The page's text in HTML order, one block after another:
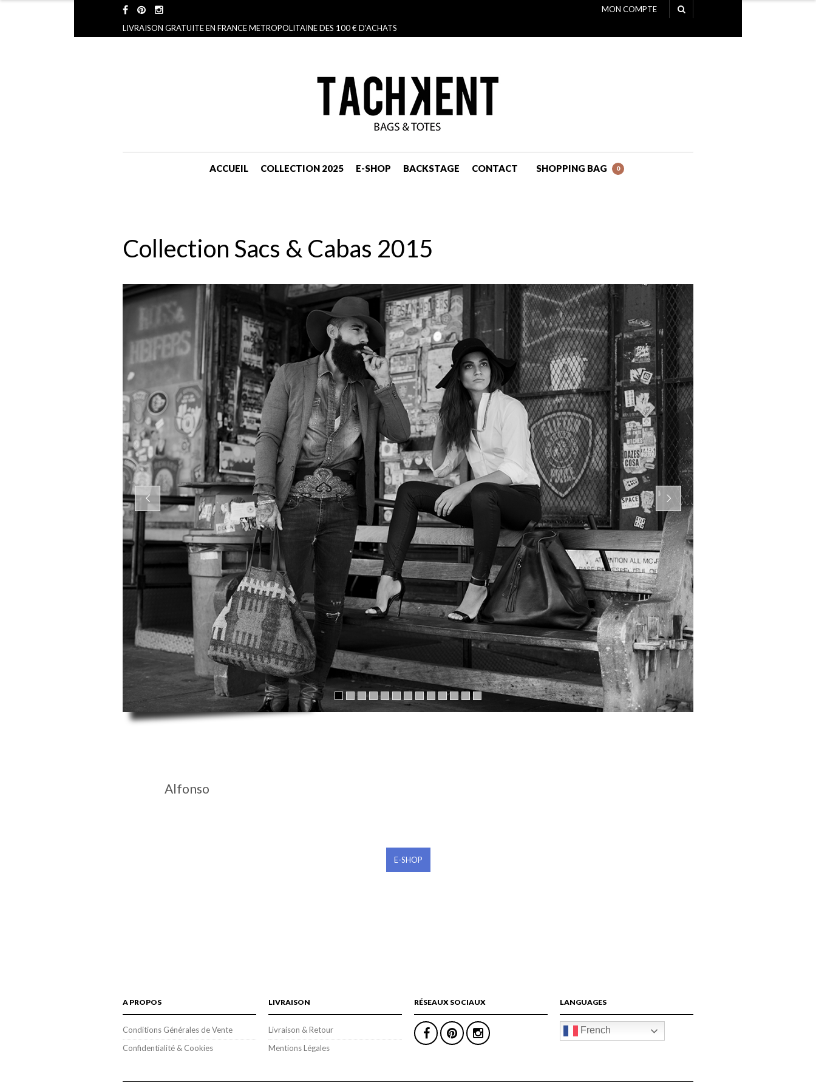
LIVRAISON GRATUITE EN FRANCE METROPOLITAINE DES 100 € D'ACHATS
MON COMPTE
ACCUEIL COLLECTION 2025 E-SHOP BACKSTAGE CONTACT SHOPPING BAG 0
Collection Sacs & Cabas 2015
Alfonso
E-SHOP
A PROPOS
Conditions Générales de Vente
Confidentialité & Cookies
LIVRAISON
Livraison & Retour
Mentions Légales
RÉSEAUX SOCIAUX LANGUAGES
French
NAVIGATION